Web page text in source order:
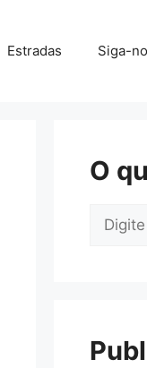
Estradas Siga-
O